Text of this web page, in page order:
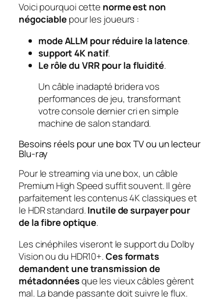
Voici pourquoi cette norme est non
négociablepour les joueurs :
mode ALLM pour réduire la latence.
support 4K natif.
Le rôle du VRR pour la fluidité.
Un câble inadapté bridera vos
performances de jeu, transformant
votre console dernier cri en simple
machine de salon standard.
Besoins réels pour une box TV ou un lecteur
Blu-ray
Pour le streaming via une box, un câble
Premium High Speed suffit souvent. Il gère
parfaitement les contenus 4K classiques et
le HDR standard.Inutile de surpayer pour
de la fibre optique.
Les cinéphiles viseront le support du Dolby
Vision ou du HDR10+.Ces formats
demandent une transmission de
métadonnéesque les vieux câbles gèrent
mal. La bande passante doit suivre le flux.